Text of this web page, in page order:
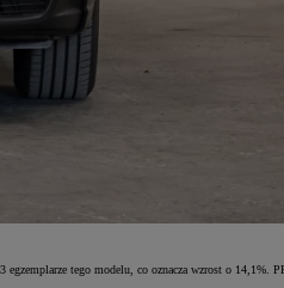
tego modelu, co oznacza wzrost o 14,1%.